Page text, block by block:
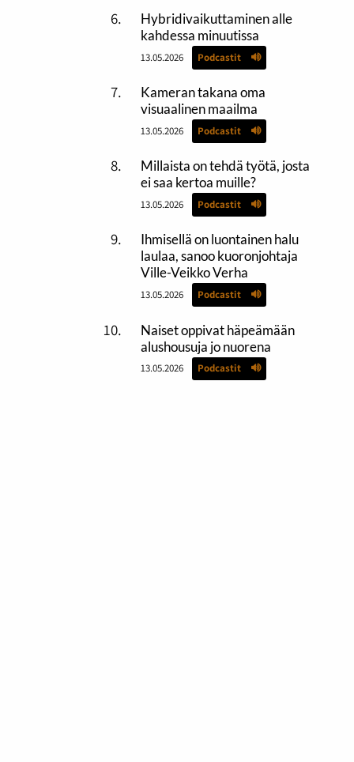
Hybridivaikuttaminen alle
kahdessa minuutissa
13.05.2026 Podcastit
Kameran takana oma
visuaalinen maailma
13.05.2026 Podcastit
Millaista on tehdä työtä, josta
ei saa kertoa muille?
13.05.2026 Podcastit
Ihmisellä on luontainen halu
laulaa, sanoo kuoronjohtaja
Ville-Veikko Verha
13.05.2026 Podcastit
Naiset oppivat häpeämään
alushousuja jo nuorena
13.05.2026 Podcastit